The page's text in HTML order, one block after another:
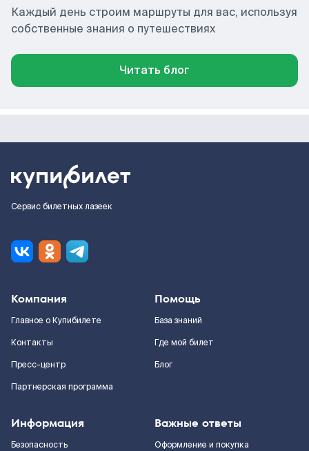
Каждый день строим маршруты для вас, используя
собственные знания о путешествиях
Читать блог
Сервис билетных лазеек
Компания
Главное о Купибилете
Контакты
Пресс-центр
Партнерская программа
Помощь
База знаний
Где мой билет
Блог
Информация
Безопасность
Важные ответы
Оформление и покупка